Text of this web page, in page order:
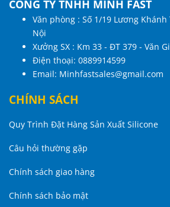
CÔNG TY TNHH MINH FAST
Văn phòng : Số 1/19 Lương
Nội
Xưởng SX : Km 33 - ĐT 379 - Văn
Điện thoại: 0889914599
Email: Minhfastsales@gmail.com
CHÍNH SÁCH
Quy Trình Đặt Hàng Sản Xuất Silicone
Câu hỏi thường gặp
Chính sách giao hàng
Chính sách bảo mật